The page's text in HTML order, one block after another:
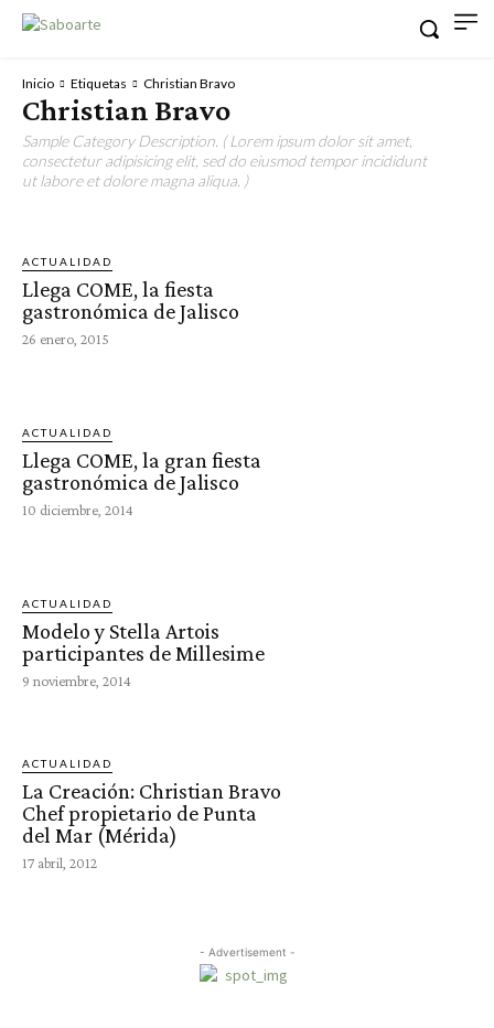
Inicio Etiquetas Christian Bravo
Christian Bravo
Sample Category Description. ( Lorem ipsum dolor sit amet,
consectetur adipisicing elit, sed do eiusmod tempor incididunt
ut labore et dolore magna aliqua. )
ACTUALIDAD
Llega COME, la fiesta
gastronómica de Jalisco
26 enero, 2015
ACTUALIDAD
Llega COME, la gran fiesta
gastronómica de Jalisco
10 diciembre, 2014
ACTUALIDAD
Modelo y Stella Artois
participantes de Millesime
9 noviembre, 2014
ACTUALIDAD
La Creación: Christian Bravo
Chef propietario de Punta
del Mar (Mérida)
17 abril, 2012
- Advertisement -